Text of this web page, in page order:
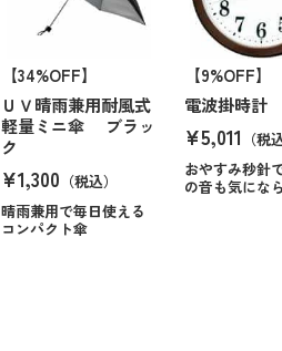
【34%OFF】
ＵＶ晴雨兼用耐風式
軽量ミニ傘 ブラッ
ク
¥1,300 （税込）
晴雨兼用で毎日使える
コンパクト傘
【9%OFF】
電波掛時計
¥5,011 （税
おやすみ秒針
の音も気にな